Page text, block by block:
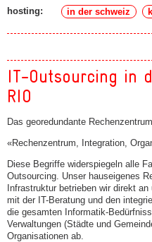
hosting: in der schweiz
IT-Outsourcing in
RIO
Das georedundante
«Rechenzentrum, Integration,
Diese Begriffe widerspiegeln alle
Outsourcing. Unser hauseigenes
Infrastruktur betrieben wir direkt
mit der IT-Beratung und den
die gesamten Informatik-
Verwaltungen (Städte und
Organisationen ab.